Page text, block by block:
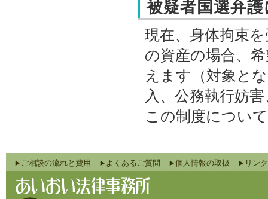
被疑者国選弁
現在、身体拘束
の資産の場合、
えます（対象と
入、公務執行妨
この制度につい
ご相談の流れと費用 よくあるご質問 個人情報の取扱 リン